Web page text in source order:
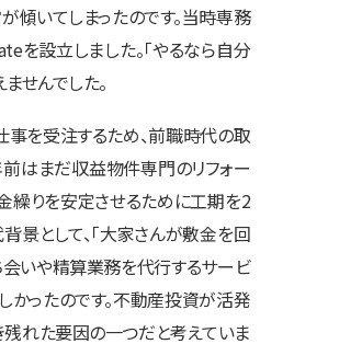
傾いてしまったのです。当時専務
を設立しました。「やるなら自分
せんでした。
を受注するため、前職時代の取
はまだ収益物件専門のリフォー
繰りを安定させるために工期を2
景として、「大家さんが敷金を回
会いや精算業務を代行するサービ
かったのです。不動産投資が活発
れた要因の一つだと考えていま